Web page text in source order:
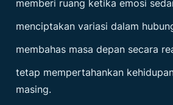
memberi ruang ketika emosi
menciptakan variasi dalam
membahas masa depan secara
tetap mempertahankan
masing.